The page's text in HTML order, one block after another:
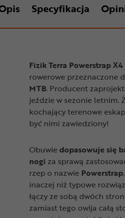
Specyfikacja
Fizik Terra Powerstrap X4
rowerowe przeznaczone
MTB. Producent
jeździe w sezonie letnim.
kochający terenowe
być nimi zawiedziony!
Obuwie dopasowuje się
nogi za sprawą
rzep o nazwie Powerstrap
inaczej niż typowe
łączy ze sobą dwóch
zamiast tego owija całą